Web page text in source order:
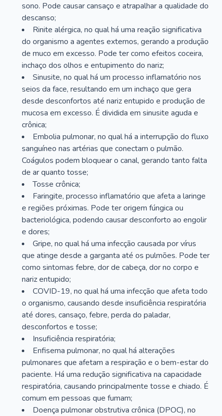
sono. Pode causar cansaço e atrapalhar a qualidade do
descanso;
Rinite alérgica, no qual há uma reação significativa
do organismo a agentes externos, gerando a produção
de muco em excesso. Pode ter como efeitos coceira,
inchaço dos olhos e entupimento do nariz;
Sinusite, no qual há um processo inflamatório nos
seios da face, resultando em um inchaço que gera
desde desconfortos até nariz entupido e produção de
mucosa em excesso. É dividida em sinusite aguda e
crônica;
Embolia pulmonar, no qual há a interrupção do fluxo
sanguíneo nas artérias que conectam o pulmão.
Coágulos podem bloquear o canal, gerando tanto falta
de ar quanto tosse;
Tosse crônica;
Faringite, processo inflamatório que afeta a laringe
e regiões próximas. Pode ter origem fúngica ou
bacteriológica, podendo causar desconforto ao engolir
e dores;
Gripe, no qual há uma infecção causada por vírus
que atinge desde a garganta até os pulmões. Pode ter
como sintomas febre, dor de cabeça, dor no corpo e
nariz entupido;
COVID-19, no qual há uma infecção que afeta todo
o organismo, causando desde insuficiência respiratória
até dores, cansaço, febre, perda do paladar,
desconfortos e tosse;
Insuficiência respiratória;
Enfisema pulmonar, no qual há alterações
pulmonares que afetam a respiração e o bem-estar do
paciente. Há uma redução significativa na capacidade
respiratória, causando principalmente tosse e chiado. É
comum em pessoas que fumam;
Doença pulmonar obstrutiva crônica (DPOC), no